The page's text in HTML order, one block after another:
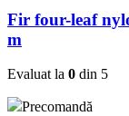
Fir four-leaf
m
Evaluat la 0 din 5
Precomandă